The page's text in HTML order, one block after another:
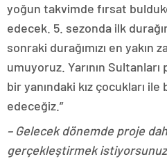
yoğun takvimde fırsat
edecek. 5. sezonda ilk
sonraki durağımızı en yakın
umuyoruz. Yarının
bir yanındaki kız çocukları
edeceğiz.”
– Gelecek dönemde proje
gerçekleştirmek